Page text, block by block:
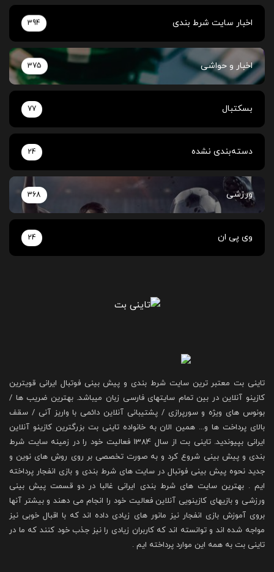
اخبار سایت شرط بندی 394
اخبار و حواشی 375
بسکتبال 77
دسته‌بندی نشده 24
ورزشی 368
وی پی ان 24
تاینی بت معتبر ترین سایت شرط بندی و پیش بینی فوتبال ایرانی قویترین
کازینو آنلاین در بین تمام سایتهای فارسی زبان میباشد. بهترین ضریب ها /
بونوس های ویژه و سورپرازی / پشتیبانی آنلاین دائمی با واریز آنی / سقف
بالای پرداخت ها و... همین الان به خانواده تاینی بت بزرگترین کازینو آنلاین
ایرانی بپیوندید. تاینی بت از سال 1384 فعالیت خود را در زمینه سایت شرط
بندی و پیش بینی شروع کرد و به صورت تخصصی بر روی روش های نوین و
جدید نحوه پیش بینی فوتبال در سایت های شرط بندی و بازی انفجار پرداخته
ایم . بهترین سایت های شرط بندی ایرانی غالبا در دو قسمت پیش بینی
ورزشی و بازیهای کازینویی آنلاین فعالیت خود را انجام می دهند و بیشتر آنها
بروی آموزش بازی انفجار نیز مانور های زیادی داده اند که با اقبال خوبی نیز
مواجه شده اند و توانسته اند که کاربران زیادی را نیز جذب خود کنند که ما در
تاینی بت به همه این موارد پرداخته ایم .